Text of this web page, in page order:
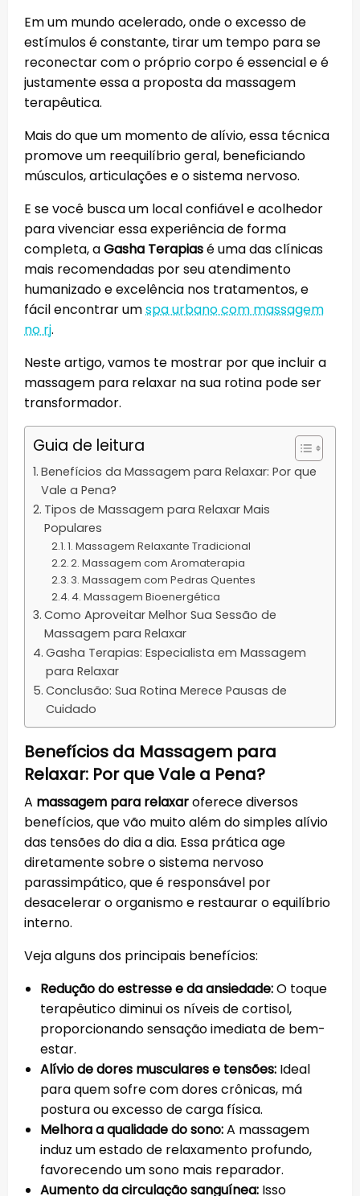
Em um mundo acelerado, onde o excesso de
estímulos é constante, tirar um tempo para se
reconectar com o próprio corpo é essencial e é
justamente essa a proposta da massagem
terapêutica.
Mais do que um momento de alívio, essa técnica
promove um reequilíbrio geral, beneficiando
músculos, articulações e o sistema nervoso.
E se você busca um local confiável e acolhedor
para vivenciar essa experiência de forma
completa, aGasha Terapiasé uma das clínicas
mais recomendadas por seu atendimento
humanizado e excelência nos tratamentos, e
fácil encontrar umspa urbano com massagem
no rj.
Neste artigo, vamos te mostrar por que incluir a
massagem para relaxar na sua rotina pode ser
transformador.
Guia de leitura
Benefícios da Massagem para Relaxar: Por que
Vale a Pena?
Tipos de Massagem para Relaxar Mais
Populares
1. Massagem Relaxante Tradicional
2. Massagem com Aromaterapia
3. Massagem com Pedras Quentes
4. Massagem Bioenergética
Como Aproveitar Melhor Sua Sessão de
Massagem para Relaxar
Gasha Terapias: Especialista em Massagem
para Relaxar
Conclusão: Sua Rotina Merece Pausas de
Cuidado
Benefícios da Massagem para
Relaxar: Por que Vale a Pena?
A massagem para relaxaroferece diversos
benefícios, que vão muito além do simples alívio
das tensões do dia a dia. Essa prática age
diretamente sobre o sistema nervoso
parassimpático, que é responsável por
desacelerar o organismo e restaurar o equilíbrio
interno.
Veja alguns dos principais benefícios:
Redução do estresse e da ansiedade:O toque
terapêutico diminui os níveis de cortisol,
proporcionando sensação imediata de bem-
estar.
Alívio de dores musculares e tensões: Ideal
para quem sofre com dores crônicas, má
postura ou excesso de carga física.
Melhora a qualidade do sono:A massagem
induz um estado de relaxamento profundo,
favorecendo um sono mais reparador.
Aumento da circulação sanguínea: Isso